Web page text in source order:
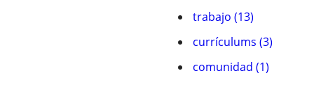
trabajo (13)
currículums (3)
comunidad (1)